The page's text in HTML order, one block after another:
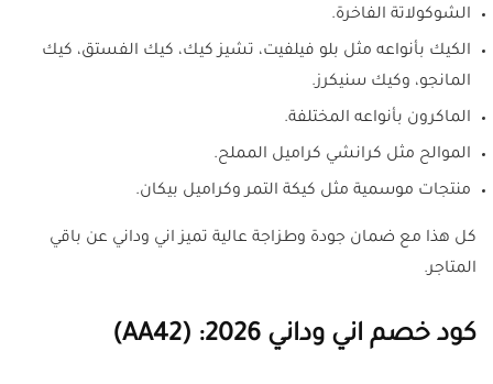
الشوكولاتة الفاخرة.
الكيك بأنواعه مثل بلو فيلفيت، تشيز كيك، كيك الفستق، كيك
المانجو، وكيك سنيكرز.
الماكرون بأنواعه المختلفة.
الموالح مثل كرانشي كراميل المملح.
منتجات موسمية مثل كيكة التمر وكراميل بيكان.
كل هذا مع ضمان جودة وطزاجة عالية تميز اني وداني عن باقي
المتاجر.
كود خصم اني وداني 2026: (AA42)